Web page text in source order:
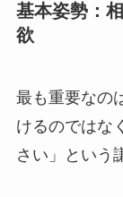
基本姿勢：
欲
最も重要なの
けるのではな
さい」という